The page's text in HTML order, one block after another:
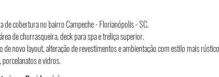
de cobertura no bairro Campeche - Florianópolis - SC.
de churrasqueira, deck para spa e treliça superior.
novo layout, alteração de revestimentos e ambientação com estilo mais
e vidros.